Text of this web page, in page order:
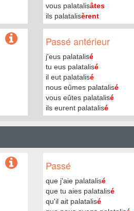
vous palatalisâtes
ils palatalisèrent
Passé antérieur
j'eus palatalisé
tu eus palatalisé
il eut palatalisé
nous eûmes palatalisé
vous eûtes palatalisé
ils eurent palatalisé
Passé
que j'aie palatalisé
que tu aies palatalisé
qu'il ait palatalisé